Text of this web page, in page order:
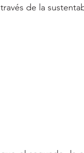
través de la